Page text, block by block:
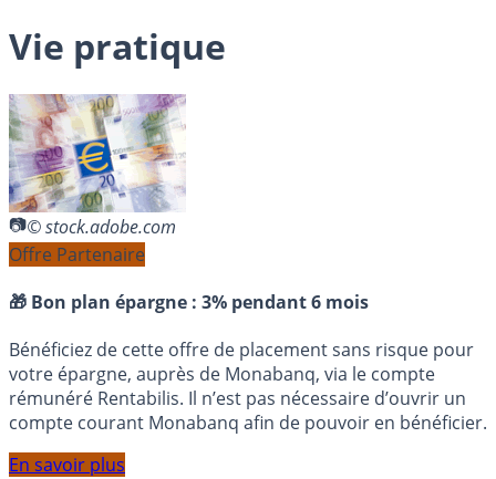
Vie pratique
© stock.adobe.com
Offre Partenaire
🎁 Bon plan épargne : 3% pendant 6 mois
Bénéficiez de cette offre de placement sans risque pour
votre épargne, auprès de Monabanq, via le compte
rémunéré Rentabilis. Il n’est pas nécessaire d’ouvrir un
compte courant Monabanq afin de pouvoir en bénéficier.
En savoir plus